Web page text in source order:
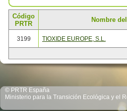
Código
PRTR
Nombre
3199 TIOXIDE EUROPE, S.L.
© PRTR España
Ministerio para la Transición Ecológica y el